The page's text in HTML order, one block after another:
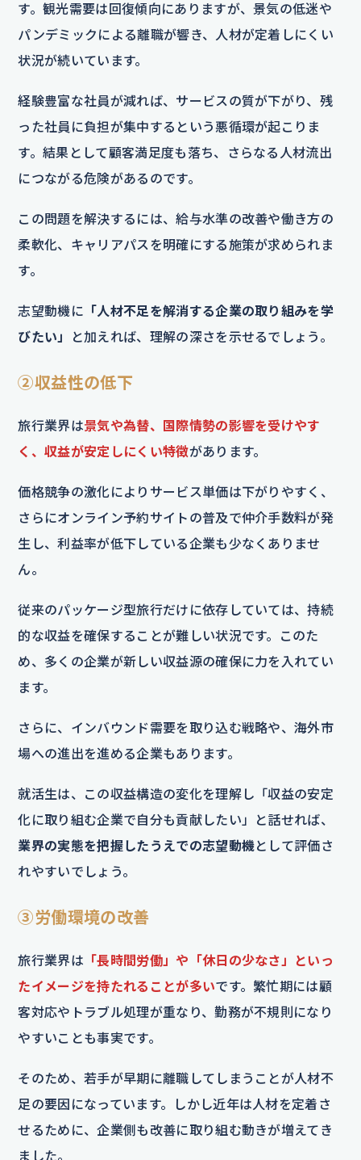
す。観光需要は回復傾向にありますが、景気の低迷や
パンデミックによる離職が響き、人材が定着しにくい
状況が続いています。
経験豊富な社員が減れば、サービスの質が下がり、残
った社員に負担が集中するという悪循環が起こりま
す。結果として顧客満足度も落ち、さらなる人材流出
につながる危険があるのです。
この問題を解決するには、給与水準の改善や働き方の
柔軟化、キャリアパスを明確にする施策が求められま
す。
志望動機に 「人材不足を解消する企業の取り組みを学
びたい」
と加えれば、理解の深さを示せるでしょう。
②収益性の低下
旅行業界は景気や為替、国際情勢の影響を受けやす
く、収益が安定しにくい特徴があります。
価格競争の激化によりサービス単価は下がりやすく、
さらにオンライン予約サイトの普及で仲介手数料が発
生し、利益率が低下している企業も少なくありませ
ん。
従来のパッケージ型旅行だけに依存していては、持続
的な収益を確保することが難しい状況です。このた
め、多くの企業が新しい収益源の確保に力を入れてい
ます。
さらに、インバウンド需要を取り込む戦略や、海外市
場への進出を進める企業もあります。
就活生は、この収益構造の変化を理解し「収益の安定
化に取り組む企業で自分も貢献したい」と話せれば、
業界の実態を把握したうえでの志望動機として評価さ
れやすいでしょう。
③労働環境の改善
旅行業界は 「長時間労働」や「休日の少なさ」といっ
たイメージを持たれることが多いです。繁忙期には顧
客対応やトラブル処理が重なり、勤務が不規則になり
やすいことも事実です。
そのため、若手が早期に離職してしまうことが人材不
足の要因になっています。しかし近年は人材を定着さ
せるために、企業側も改善に取り組む動きが増えてき
ました。